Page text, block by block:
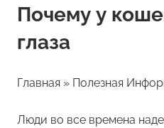
Почему у
глаза
Главная » Полезная
Люди во все времена